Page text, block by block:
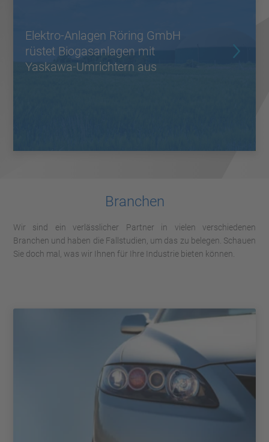
Elektro-Anlagen Röring GmbH
rüstet Biogasanlagen mit
Yaskawa-Umrichtern aus
Branchen
Wir sind ein verlässlicher Partner in vielen verschiedenen
Branchen und haben die Fallstudien, um das zu belegen. Schauen
Sie doch mal, was wir Ihnen für Ihre Industrie bieten können.